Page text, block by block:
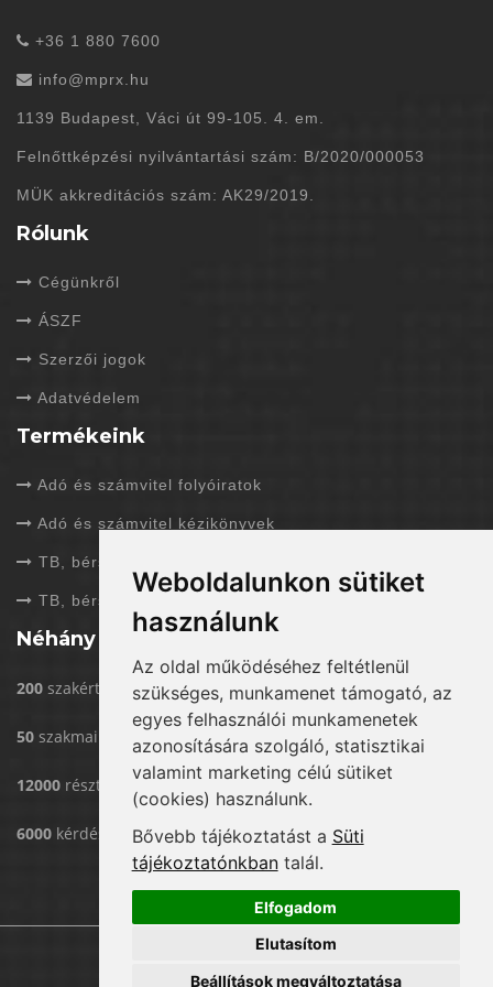
Weboldalunkon sütiket
használunk
Az oldal működéséhez feltétlenül
szükséges, munkamenet támogató, az
egyes felhasználói munkamenetek
azonosítására szolgáló, statisztikai
valamint marketing célú sütiket
(cookies) használunk.
Bővebb tájékoztatást a Süti
tájékoztatónkbantalál.
Elfogadom
Elutasítom
Beállítások megváltoztatása
+36 1 880 7600
info@mprx.hu
1139 Budapest, Váci út 99-105. 4. em.
Felnőttképzési nyilvántartási szám: B/2020/000053
MÜK akkreditációs szám: AK29/2019.
Rólunk
Cégünkről
ÁSZF
Szerzői jogok
Adatvédelem
Termékeink
Adó és számvitel folyóiratok
Adó és számvitel kézikönyvek
TB, bérszámfejtés folyóiratok
TB, bérszámfejtés kézikönyvek
Néhány adat rólunk
200 szakértővel dolgozunk
50 szakmai rendezvény/év
12000 résztvevő eddig rendezvényeinken
6000 kérdést válaszoltunk már meg